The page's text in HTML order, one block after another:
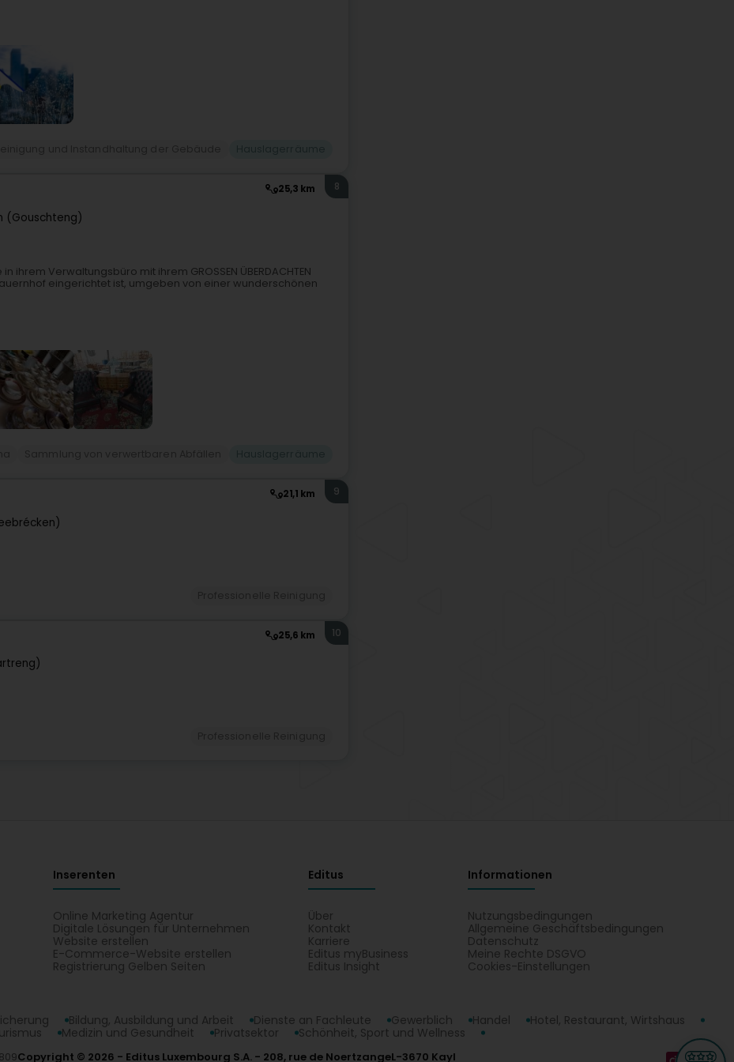
25,3 km
(Gouschteng)
8
Verwaltungsbüro mit ihrem GROSSEN ÜBERDACHTEN
eingerichtet ist, umgeben von einer wunderschönen
21,1 km 9
25,6 km 10
Inserenten
Online Marketing Agentur
Digitale Lösungen für Unternehmen
Website erstellen
E-Commerce-Website erstellen
Registrierung Gelben Seiten
Editus
Über
Kontakt
Karriere
Editus myBusiness
Editus Insight
Informationen
Nutzungsbedingungen
Allgemeine Geschäftsbedingungen
Datenschutz
Meine Rechte DSGVO
Cookies-Einstellungen
Bildung, Ausbildung und Arbeit Dienste an Fachleute Gewerblich Handel
Hotel, Restaurant, Wirtshaus
Medizin und Gesundheit Privatsektor
Schönheit, Sport und Wellness
Copyright © 2026 Editus Luxembourg S.A. 208, rue de NoertzangeL-3670 Kayl